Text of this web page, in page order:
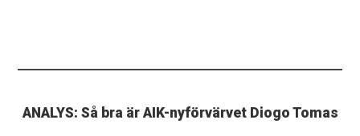
ANALYS: Så bra är AIK-nyförvärvet Diogo Tomas